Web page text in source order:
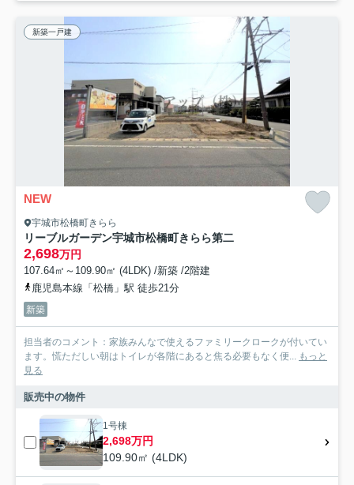
新築一戸建
NEW
宇城市松橋町きらら
リーブルガーデン宇城市松橋町きらら第二
2,698万円
107.64㎡～109.90㎡ (4LDK) /新築 /2階建
鹿児島本線「松橋」駅 徒歩21分
新築
担当者のコメント：家族みんなで使えるファミリークロークが付いてい
ます。慌ただしい朝はトイレが各階にあると焦る必要もなく便... もっと
見る
販売中の物件
1号棟
2,698万円
109.90㎡ (4LDK)